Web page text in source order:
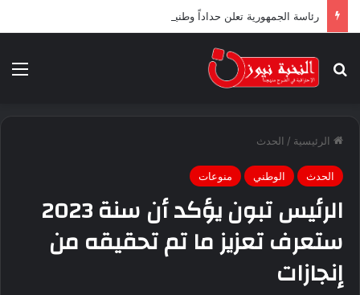
رئاسة الجمهورية تعلن حداداً وطنياً لثلاثة أيام ابتداء من اليوم
بحث عن
الرئيسية / الحدث
الحدث الوطني منوعات
الرئيس تبون يؤكد أن سنة 2023
ستعرف تعزيز ما تم تحقيقه من
إنجازات